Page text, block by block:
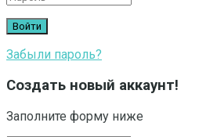
Забыли пароль?
Создать новый аккаунт!
Заполните форму ниже